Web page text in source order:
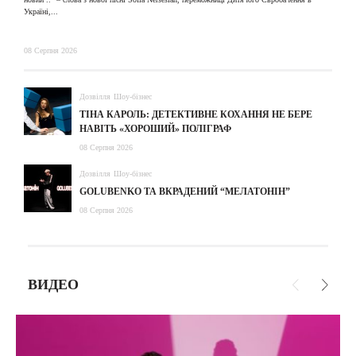
Україні,...
08 Серпня 2026
Дозвілля Шоу-бізнес
ТІНА КАРОЛЬ: ДЕТЕКТИВНЕ КОХАННЯ НЕ БЕРЕ
НАВІТЬ «ХОРОШИЙ» ПОЛІГРАФ
08 Серпня 2026
Дозвілля Шоу-бізнес
GOLUBENKO ТА ВКРАДЕНИЙ “МЕЛАТОНІН”
08 Серпня 2026
ВИДЕО